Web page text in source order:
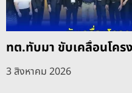
ทต.ทับมา ขับเคลื่อนโคร
3 สิงหาคม 2026